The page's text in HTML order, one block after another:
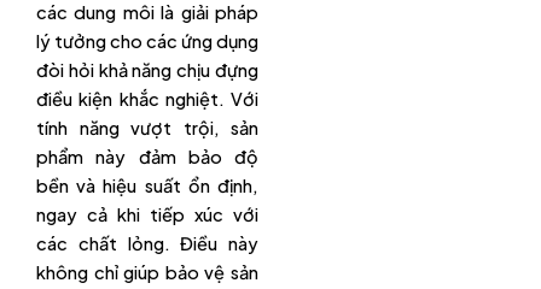
các dung môi là giải pháp
lý tưởng cho các ứng dụng
đòi hỏi khả năng chịu đựng
điều kiện khắc nghiệt. Với
tính năng vượt trội, sản
phẩm này đảm bảo độ
bền và hiệu suất ổn định,
ngay cả khi tiếp xúc với
các chất lỏng. Điều này
không chỉ giúp bảo vệ sản